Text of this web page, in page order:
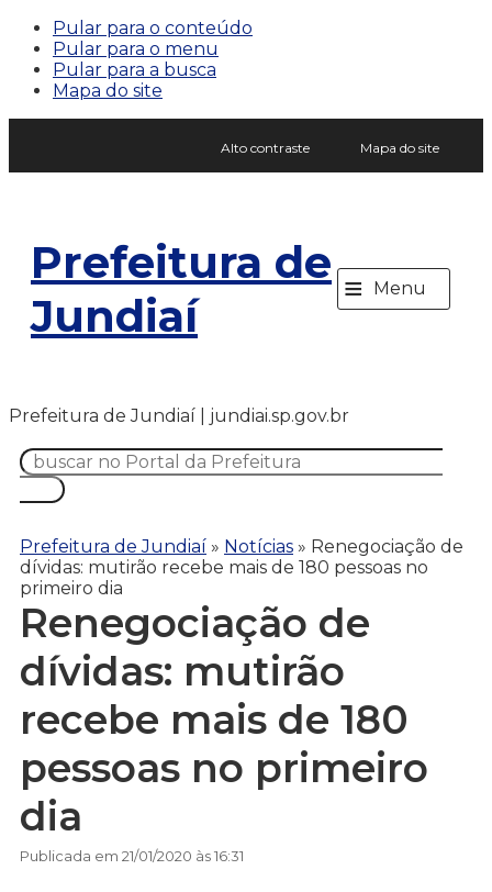
Pular para o conteúdo
Pular para o menu
Pular para a busca
Mapa do site
Alto contraste Mapa do site
Prefeitura de
Jundiaí
≡ Menu
Prefeitura de Jundiaí | jundiai.sp.gov.br
Prefeitura de Jundiaí » Notícias » Renegociação de
dívidas: mutirão recebe mais de 180 pessoas no
primeiro dia
Renegociação de
dívidas: mutirão
recebe mais de 180
pessoas no primeiro
dia
Publicada em 21/01/2020 às 16:31